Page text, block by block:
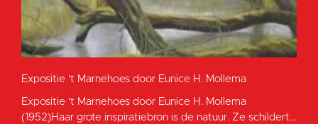
Expositie 't Marnehoes door Eunice H. Mollema
Expositie 't Marnehoes door Eunice H. Mollema
(1952)Haar grote inspiratiebron is de natuur. Ze schildert...